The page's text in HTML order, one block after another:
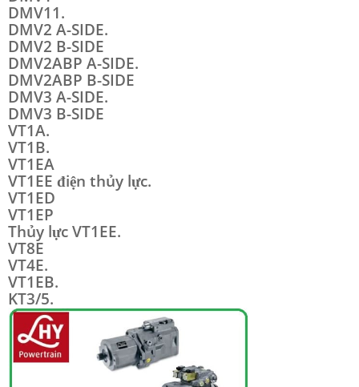
DMV11.
DMV2 A-SIDE.
DMV2 B-SIDE
DMV2ABP A-SIDE.
DMV2ABP B-SIDE
DMV3 A-SIDE.
DMV3 B-SIDE
VT1A.
VT1B.
VT1EA
VT1EE điện thủy lực.
VT1ED
VT1EP
Thủy lực VT1EE.
VT8E
VT4E.
VT1EB.
KT3/5.